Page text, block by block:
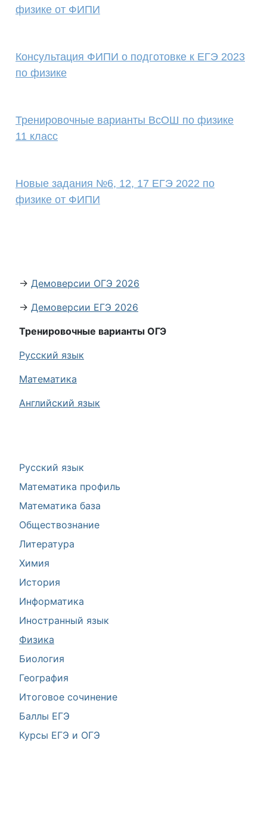
Русский язык
Математика профиль
Математика база
Обществознание
Литература
Химия
История
Информатика
Иностранный язык
Физика
Биология
География
Итоговое сочинение
Баллы ЕГЭ
Курсы ЕГЭ и ОГЭ
физике от ФИПИ
Консультация ФИПИ о подготовке к ЕГЭ 2023
по физике
Тренировочные варианты ВсОШ по физике
11 класс
Новые задания №6, 12, 17 ЕГЭ 2022 по
физике от ФИПИ
→ Демоверсии ОГЭ 2026
→ Демоверсии ЕГЭ 2026
Тренировочные варианты ОГЭ
Русский язык
Математика
Английский язык